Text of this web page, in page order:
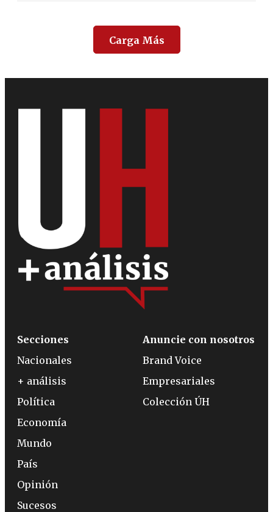
Carga Más
Secciones
Nacionales
+ análisis
Política
Economía
Mundo
País
Opinión
Sucesos
Anuncie con nosotros
Brand Voice
Empresariales
Colección ÚH